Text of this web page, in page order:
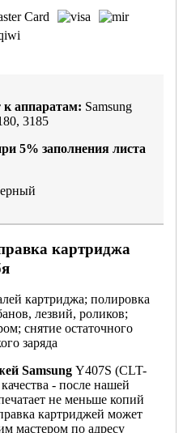
аппаратам: Samsung
3185
5% заполнения листа
картриджа
картриджа; полировка
лезвий, роликов;
снятие остаточного
заряда
Samsung Y407S (CLT-
- после нашей
не меньше копий
картриджей может
мастером по адресу